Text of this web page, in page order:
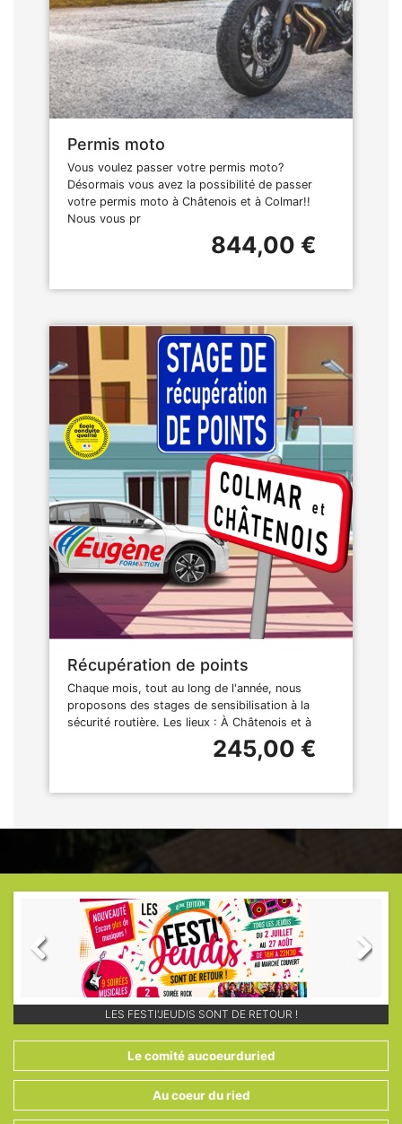
Permis moto
Vous voulez passer votre permis moto?
Désormais vous avez la possibilité de passer
votre permis moto à Châtenois et à Colmar!!
Nous vous pr
844,00 €
Récupération de points
Chaque mois, tout au long de l'année, nous
proposons des stages de sensibilisation à la
sécurité routière. Les lieux : À Châtenois et à
245,00 €
LES FESTI'JEUDIS SONT DE RETOUR !
CONSOMMEZ LOCAL GRÂCE À NOS CHÈQUES CADEAUX !
PLUS DE 60 MEMBRES AU COEUR DU RIED À MARCKOLSHEIM !
Le comité aucoeurduried
Au coeur du ried